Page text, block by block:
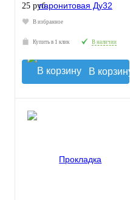
25 руб.
В избранное
Купить в 1 клик В наличии
В корзину